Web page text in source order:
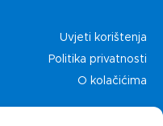
Uvjeti korištenja
Politika privatnosti
O kolačićima